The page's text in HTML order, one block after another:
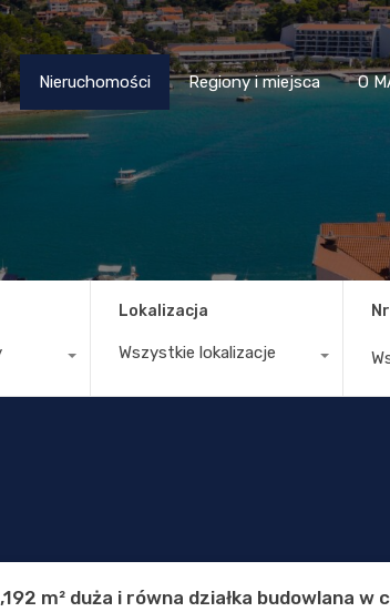
Dom Nieruchomości Regiony i miejsca
Nieruchomości Regiony i miejsca O
Lokalizacja
Wszystkie lokalizacje
m² duża i równa działka budowlana w